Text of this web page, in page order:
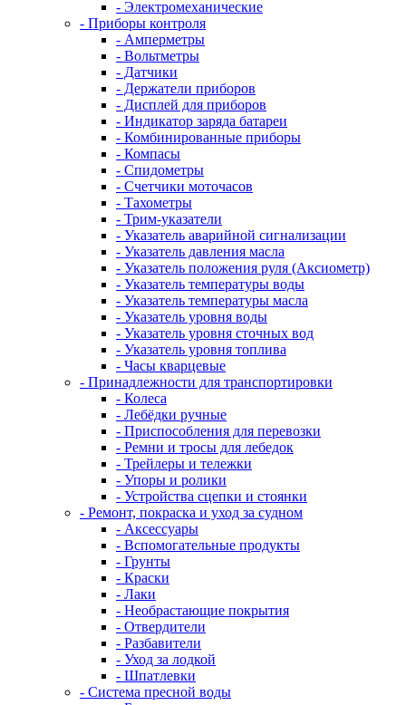
- Электромеханические
- Приборы контроля
- Амперметры
- Вольтметры
- Датчики
- Держатели приборов
- Дисплей для приборов
- Индикатор заряда батареи
- Комбинированные приборы
- Компасы
- Спидометры
- Счетчики моточасов
- Тахометры
- Трим-указатели
- Указатель аварийной сигнализации
- Указатель давления масла
- Указатель положения руля (Аксиометр)
- Указатель температуры воды
- Указатель температуры масла
- Указатель уровня воды
- Указатель уровня сточных вод
- Указатель уровня топлива
- Часы кварцевые
- Принадлежности для транспортировки
- Колеса
- Лебёдки ручные
- Приспособления для перевозки
- Ремни и тросы для лебедок
- Трейлеры и тележки
- Упоры и ролики
- Устройства сцепки и стоянки
- Ремонт, покраска и уход за судном
- Аксессуары
- Вспомогательные продукты
- Грунты
- Краски
- Лаки
- Необрастающие покрытия
- Отвердители
- Разбавители
- Уход за лодкой
- Шпатлевки
- Система пресной воды